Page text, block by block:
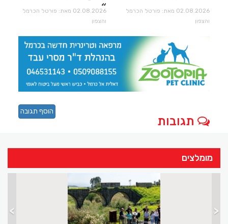
02.08.2026 מאת: פורטל הכרמל
והצפון
02.08.2026 מאת: פורטל הכרמל
והצפון
תגובות
הוסף תגובה
מומלצים
> <